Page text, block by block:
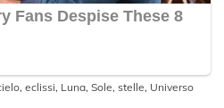
, eclissi, Luna, Sole, stelle, Universo